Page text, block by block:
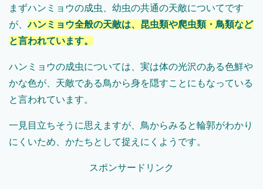
まずハンミョウの成虫、幼虫の共通の天敵についてです
が、ハンミョウ全般の天敵は、昆虫類や爬虫類・鳥類など
と言われています。
ハンミョウの成虫については、実は体の光沢のある色鮮や
かな色が、天敵である鳥から身を隠すことにもなっている
と言われています。
一見目立ちそうに思えますが、鳥からみると輪郭がわかり
にくいため、かたちとして捉えにくようです。
スポンサードリンク